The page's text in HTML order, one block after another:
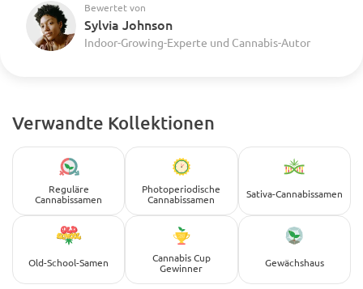
Bewertet von
Sylvia Johnson
Indoor-Growing-Experte und Cannabis-Autor
Verwandte Kollektionen
Reguläre
Cannabissamen
Photoperiodische
Cannabissamen
Sativa-Cannabissamen
Old-School-Samen
Cannabis Cup
Gewinner
Gewächshaus